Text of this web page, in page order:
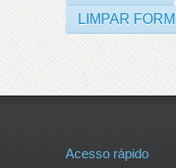
Acesso rápido